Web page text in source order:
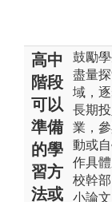
高中
階段
可以
準備
的學
習方
法或
鼓勵
盡量
域，
長期
業，
動或
作具
校幹部
小論